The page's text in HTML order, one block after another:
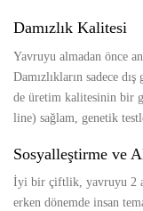
Damızlık Kalitesi
Yavruyu almadan önce
Damızlıkların sadece
de üretim kalitesinin bir
line) sağlam, genetik
Sosyalleştirme ve
İyi bir çiftlik, yavruyu 2
erken dönemde insan